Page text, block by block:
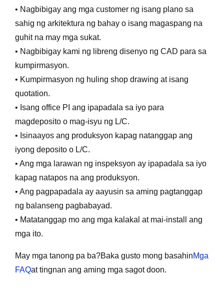
• Nagbibigay ang mga customer ng isang plano sa
sahig ng arkitektura ng bahay o isang magaspang na
guhit na may mga sukat.
• Nagbibigay kami ng libreng disenyo ng CAD para sa
kumpirmasyon.
• Kumpirmasyon ng huling shop drawing at isang
quotation.
• Isang office PI ang ipapadala sa iyo para
magdeposito o mag-isyu ng L/C.
• Isinaayos ang produksyon kapag natanggap ang
iyong deposito o L/C.
• Ang mga larawan ng inspeksyon ay ipapadala sa iyo
kapag natapos na ang produksyon.
• Ang pagpapadala ay aayusin sa aming pagtanggap
ng balanseng pagbabayad.
• Matatanggap mo ang mga kalakal at mai-install ang
mga ito.
May mga tanong pa ba?Baka gusto mong basahinMga
FAQat tingnan ang aming mga sagot doon.